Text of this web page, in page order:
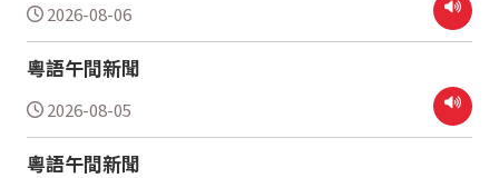
2026-08-06
粵語午間新聞
2026-08-05
粵語午間新聞